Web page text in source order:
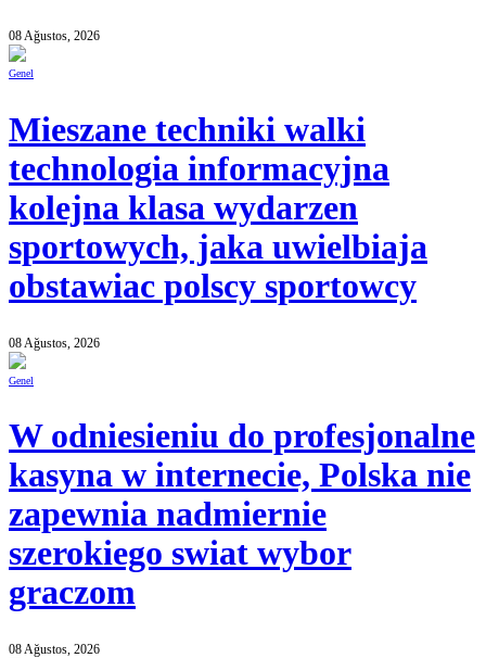
08 Ağustos, 2026
Genel
Mieszane techniki walki
technologia informacyjna
kolejna klasa wydarzen
sportowych, jaka uwielbiaja
obstawiac polscy sportowcy
08 Ağustos, 2026
Genel
W odniesieniu do profesjonalne
kasyna w internecie, Polska nie
zapewnia nadmiernie
szerokiego swiat wybor
graczom
08 Ağustos, 2026